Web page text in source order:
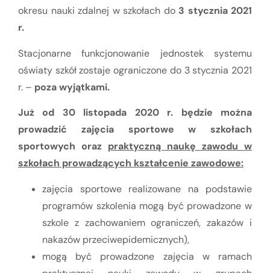
okresu nauki zdalnej w szkołach do 3 stycznia 2021
r.
Stacjonarne funkcjonowanie jednostek systemu
oświaty szkół zostaje ograniczone do 3 stycznia 2021
r. – poza wyjątkami.
Już od 30 listopada 2020 r. będzie można
prowadzić zajęcia sportowe w szkołach
sportowych oraz praktyczną naukę zawodu w
szkołach prowadzących kształcenie zawodowe:
zajęcia sportowe realizowane na podstawie
programów szkolenia mogą być prowadzone w
szkole z zachowaniem ograniczeń, zakazów i
nakazów przeciwepidemicznych),
mogą być prowadzone zajęcia w ramach